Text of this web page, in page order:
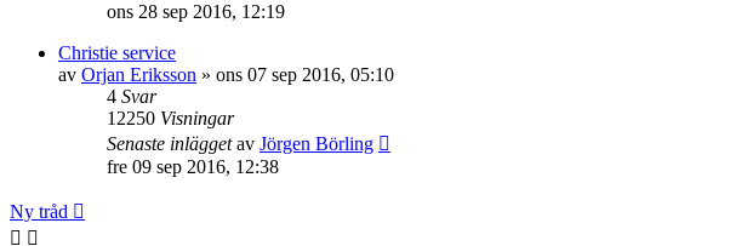
ons 28 sep 2016, 12:19
Christie service
av Orjan Eriksson » ons 07 sep 2016, 05:10
4 Svar
12250 Visningar
Senaste inläggetav Jörgen Börling
fre 09 sep 2016, 12:38
Ny tråd